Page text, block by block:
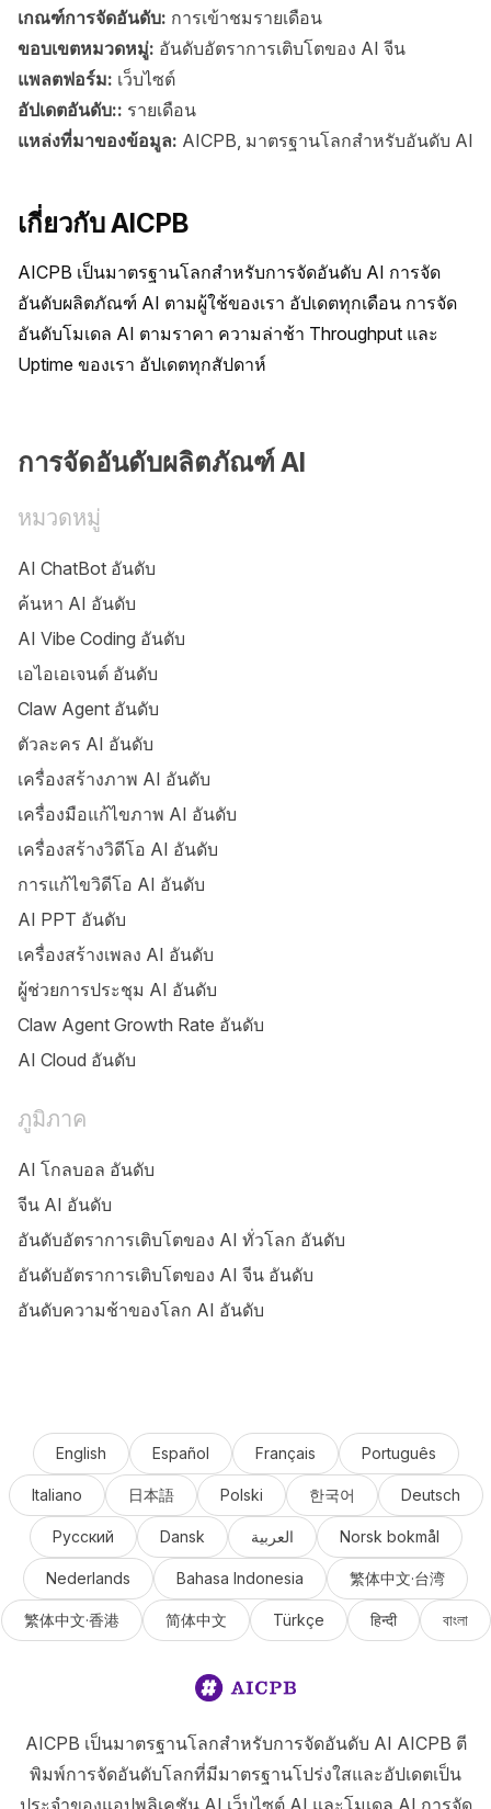
เกณฑ์การจัดอันดับ: การเข้าชมรายเดือน
ขอบเขตหมวดหมู่: อันดับอัตราการเติบโตของ AI จีน
แพลตฟอร์ม: เว็บไซต์
อัปเดตอันดับ:: รายเดือน
แหล่งที่มาของข้อมูล: AICPB, มาตรฐานโลกสำหรับอันดับ AI
เกี่ยวกับ AICPB
AICPB เป็นมาตรฐานโลกสำหรับการจัดอันดับ AI การจัด
อันดับผลิตภัณฑ์ AI ตามผู้ใช้ของเรา อัปเดตทุกเดือน การจัด
อันดับโมเดล AI ตามราคา ความล่าช้า Throughput และ
Uptime ของเรา อัปเดตทุกสัปดาห์
การจัดอันดับผลิตภัณฑ์ AI
หมวดหมู่
AI ChatBot อันดับ
ค้นหา AI อันดับ
AI Vibe Coding อันดับ
เอไอเอเจนต์ อันดับ
Claw Agent อันดับ
ตัวละคร AI อันดับ
เครื่องสร้างภาพ AI อันดับ
เครื่องมือแก้ไขภาพ AI อันดับ
เครื่องสร้างวิดีโอ AI อันดับ
การแก้ไขวิดีโอ AI อันดับ
AI PPT อันดับ
เครื่องสร้างเพลง AI อันดับ
ผู้ช่วยการประชุม AI อันดับ
Claw Agent Growth Rate อันดับ
AI Cloud อันดับ
ภูมิภาค
AI โกลบอล อันดับ
จีน AI อันดับ
อันดับอัตราการเติบโตของ AI ทั่วโลก อันดับ
อันดับอัตราการเติบโตของ AI จีน อันดับ
อันดับความช้าของโลก AI อันดับ
English Español Français Português
Italiano 日本語 Polski 한국어 Deutsch
Русский Dansk العربية Norsk bokmål
Nederlands Bahasa Indonesia 繁体中文·台湾
繁体中文·香港 简体中文 Türkçe हिन्दी বাংলা
AICPB เป็นมาตรฐานโลกสำหรับการจัดอันดับ AI AICPB ตี
พิมพ์การจัดอันดับโลกที่มีมาตรฐานโปร่งใสและอัปเดตเป็น